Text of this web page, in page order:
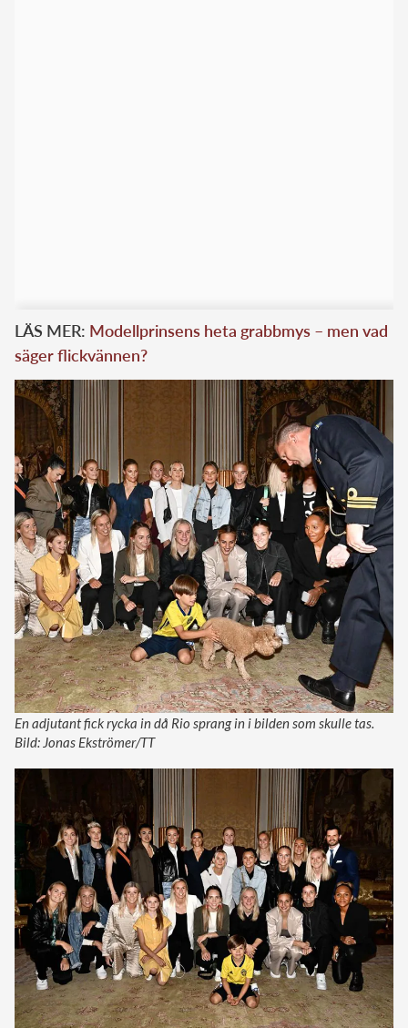
LÄS MER: Modellprinsens heta grabbmys – men vad
säger flickvännen?
En adjutant fick rycka in då Rio sprang in i bilden som skulle tas.
Bild: Jonas Ekströmer/TT